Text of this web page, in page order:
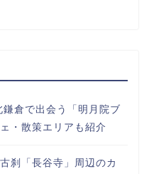
倉で出会う「明月院ブ
・散策エリアも紹介
刹「長谷寺」周辺のカ